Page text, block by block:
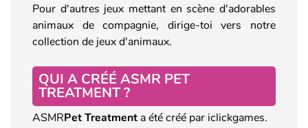
Pour d'autres jeux mettant en scène d'adorables
animaux de compagnie, dirige-toi vers notre
collection de jeux d'animaux.
QUI A CRÉÉ ASMR PET
TREATMENT ?
ASMRPet Treatment a été créé par iclickgames.